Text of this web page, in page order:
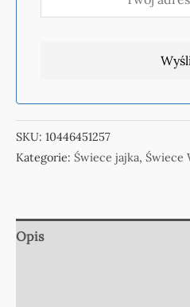
SKU: 10446451257
Kategorie: Świece jajka, Świece
Opis